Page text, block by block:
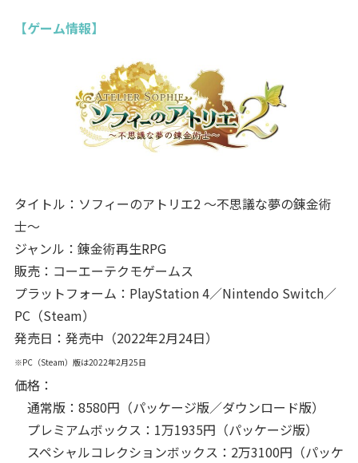
【ゲーム情報】
タイトル：ソフィーのアトリエ2 ～不思議な夢の錬金術
士～
ジャンル：錬金術再生RPG
販売：コーエーテクモゲームス
プラットフォーム：PlayStation 4／Nintendo Switch／
PC（Steam）
発売日：発売中（2022年2月24日）
※PC（Steam）版は2022年2月25日
価格：
通常版：8580円（パッケージ版／ダウンロード版）
プレミアムボックス：1万1935円（パッケージ版）
スペシャルコレクションボックス：2万3100円（パッケ